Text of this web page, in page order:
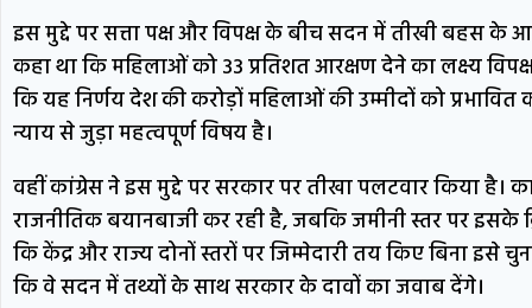
इस मुद्दे पर सत्ता पक्ष और विपक्ष के बीच सदन में तीखी बहस के
कहा था कि महिलाओं को 33 प्रतिशत आरक्षण देने का लक्ष्य
कि यह निर्णय देश की करोड़ों महिलाओं की उम्मीदों को
न्याय से जुड़ा महत्वपूर्ण विषय है।
वहीं कांग्रेस ने इस मुद्दे पर सरकार पर तीखा पलटवार किया
राजनीतिक बयानबाजी कर रही है, जबकि जमीनी स्तर पर इसके
कि केंद्र और राज्य दोनों स्तरों पर जिम्मेदारी तय किए बिना इसे
कि वे सदन में तथ्यों के साथ सरकार के दावों का जवाब देंगे।